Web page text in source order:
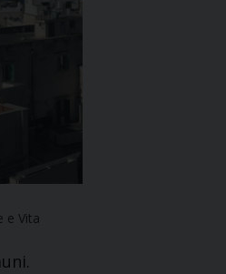
e Vita